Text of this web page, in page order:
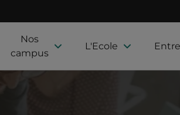
Nos
campus
L'Ecole